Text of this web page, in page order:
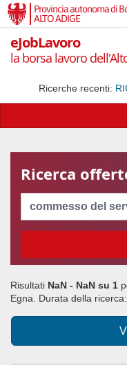
Provincia autonoma di
ALTO ADIGE
eJobLavoro
la borsa lavoro
Ricerche recenti:
Ricerca
Risultati NaN - NaN su 1
Egna. Durata della ricerca: